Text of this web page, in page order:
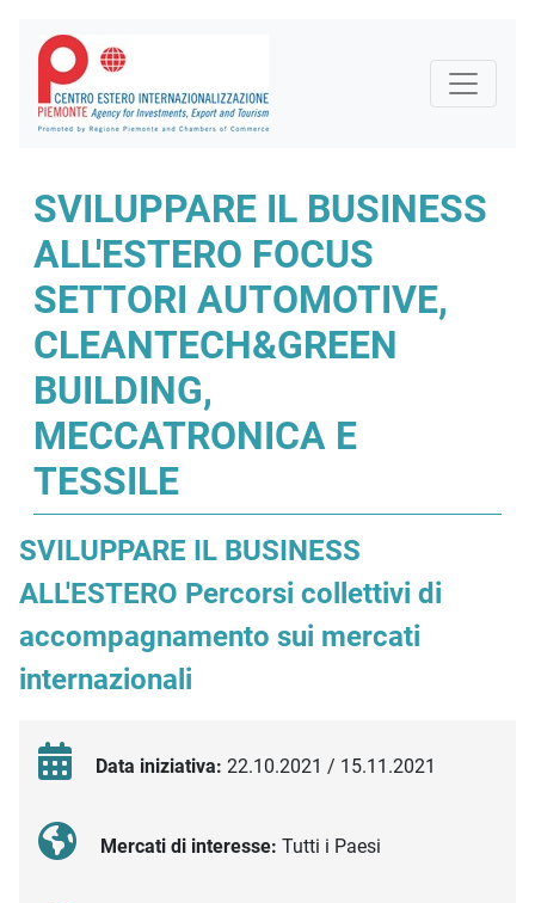
SVILUPPARE IL BUSINESS
ALL'ESTERO FOCUS
SETTORI AUTOMOTIVE,
CLEANTECH&GREEN
BUILDING,
MECCATRONICA E
TESSILE
SVILUPPARE IL BUSINESS
ALL'ESTERO Percorsi collettivi di
accompagnamento sui mercati
internazionali
Data iniziativa: 22.10.2021 / 15.11.2021
Mercati di interesse: Tutti i Paesi